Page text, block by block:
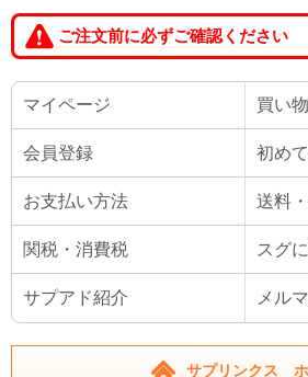
ご注文前に必ずご確認ください
マイページ 買い
会員登録 初め
お支払い方法 送料
関税・消費税 スグ
サプアド紹介 メル
サプリンクス